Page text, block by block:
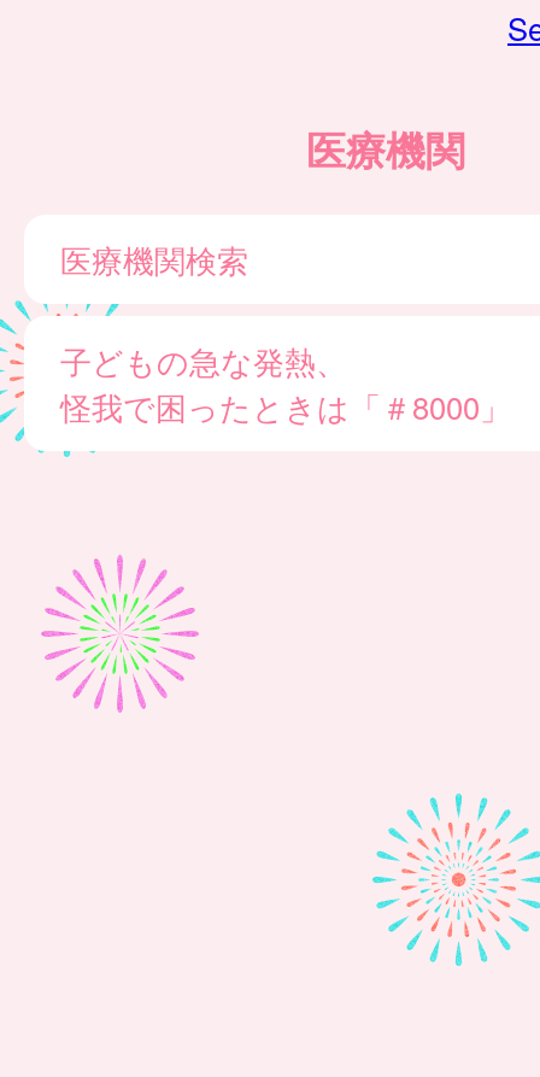
医療機関
医療機関検索
子どもの急な発熱、
怪我で困ったときは「＃8000」